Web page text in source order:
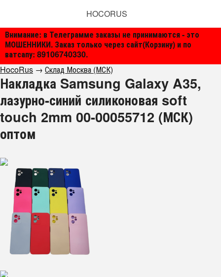
Внимание: в Телеграмме заказы не принимаются - это
МОШЕННИКИ. Заказ только через сайт(Корзину) и по
ватсапу: 89106740330.
HOCORUS
HocoRus → Склад Москва (МСК)
Накладка Samsung Galaxy A35,
лазурно-синий силиконовая soft
touch 2mm 00-00055712 (МСК)
оптом